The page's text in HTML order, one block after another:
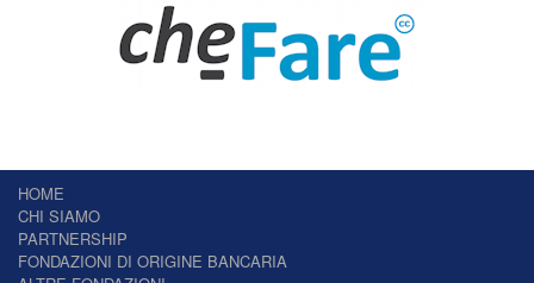
HOME
CHI SIAMO
PARTNERSHIP
FONDAZIONI DI ORIGINE BANCARIA